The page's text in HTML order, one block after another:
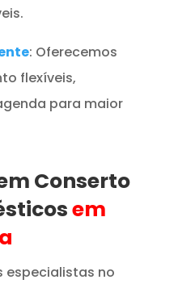
: Oferecemos
flexíveis,
para maior
Conserto
em
especialistas no